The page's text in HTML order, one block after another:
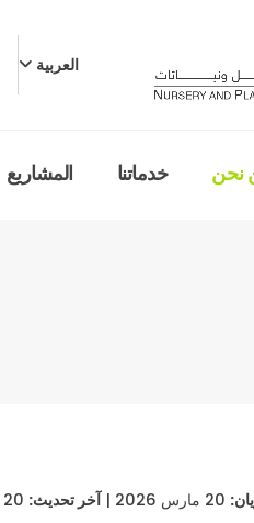
العربية
نحن خدماتنا المشاريع
آخر تحديث: